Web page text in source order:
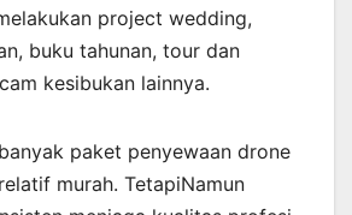
project wedding,
buku tahunan, tour dan
kesibukan lainnya.
paket penyewaan drone
murah. TetapiNamun